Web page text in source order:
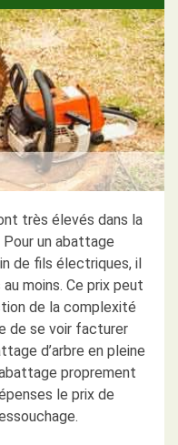
très élevés dans la
un abattage
de fils électriques, il
moins. Ce prix peut
de la complexité
de se voir facturer
d’arbre en pleine
proprement
le prix de